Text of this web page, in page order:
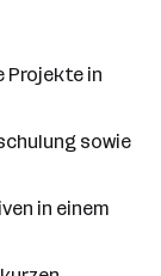
Projekte in
sowie
in einem